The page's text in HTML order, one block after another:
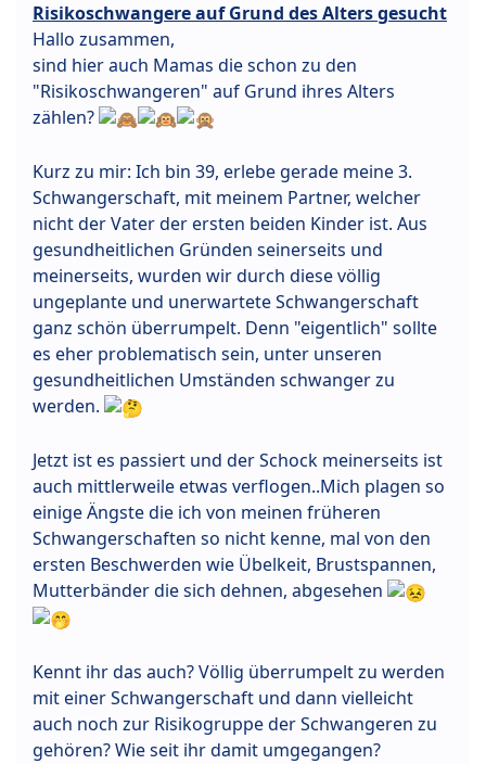
Risikoschwangere auf Grund des Alters gesucht
Hallo zusammen,
sind hier auch Mamas die schon zu den
"Risikoschwangeren" auf Grund ihres Alters
zählen?
Kurz zu mir: Ich bin 39, erlebe gerade meine 3.
Schwangerschaft, mit meinem Partner, welcher
nicht der Vater der ersten beiden Kinder ist. Aus
gesundheitlichen Gründen seinerseits und
meinerseits, wurden wir durch diese völlig
ungeplante und unerwartete Schwangerschaft
ganz schön überrumpelt. Denn "eigentlich" sollte
es eher problematisch sein, unter unseren
gesundheitlichen Umständen schwanger zu
werden.
Jetzt ist es passiert und der Schock meinerseits ist
auch mittlerweile etwas verflogen..Mich plagen so
einige Ängste die ich von meinen früheren
Schwangerschaften so nicht kenne, mal von den
ersten Beschwerden wie Übelkeit, Brustspannen,
Mutterbänder die sich dehnen, abgesehen
Kennt ihr das auch? Völlig überrumpelt zu werden
mit einer Schwangerschaft und dann vielleicht
auch noch zur Risikogruppe der Schwangeren zu
gehören? Wie seit ihr damit umgegangen?